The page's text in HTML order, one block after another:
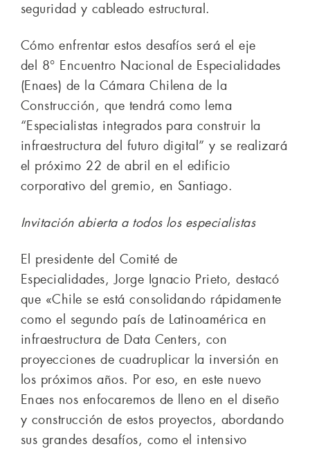
seguridad y cableado estructural.
Cómo enfrentar estos desafíos será el eje
del 8° Encuentro Nacional de Especialidades
(Enaes) de la Cámara Chilena de la
Construcción, que tendrá como lema
“Especialistas integrados para construir la
infraestructura del futuro digital” y se realizará
el próximo 22 de abril en el edificio
corporativo del gremio, en Santiago.
Invitación abierta a todos los especialistas
El presidente del Comité de
Especialidades, Jorge Ignacio Prieto, destacó
que «Chile se está consolidando rápidamente
como el segundo país de Latinoamérica en
infraestructura de Data Centers, con
proyecciones de cuadruplicar la inversión en
los próximos años. Por eso, en este nuevo
Enaes nos enfocaremos de lleno en el diseño
y construcción de estos proyectos, abordando
sus grandes desafíos, como el intensivo